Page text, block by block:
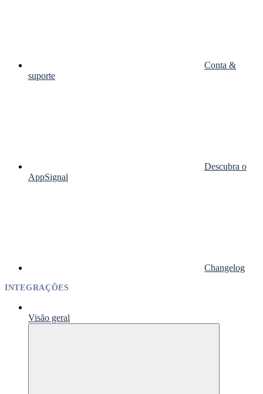
Conta &
suporte
Descubra o
AppSignal
Changelog
INTEGRAÇÕES
Visão geral